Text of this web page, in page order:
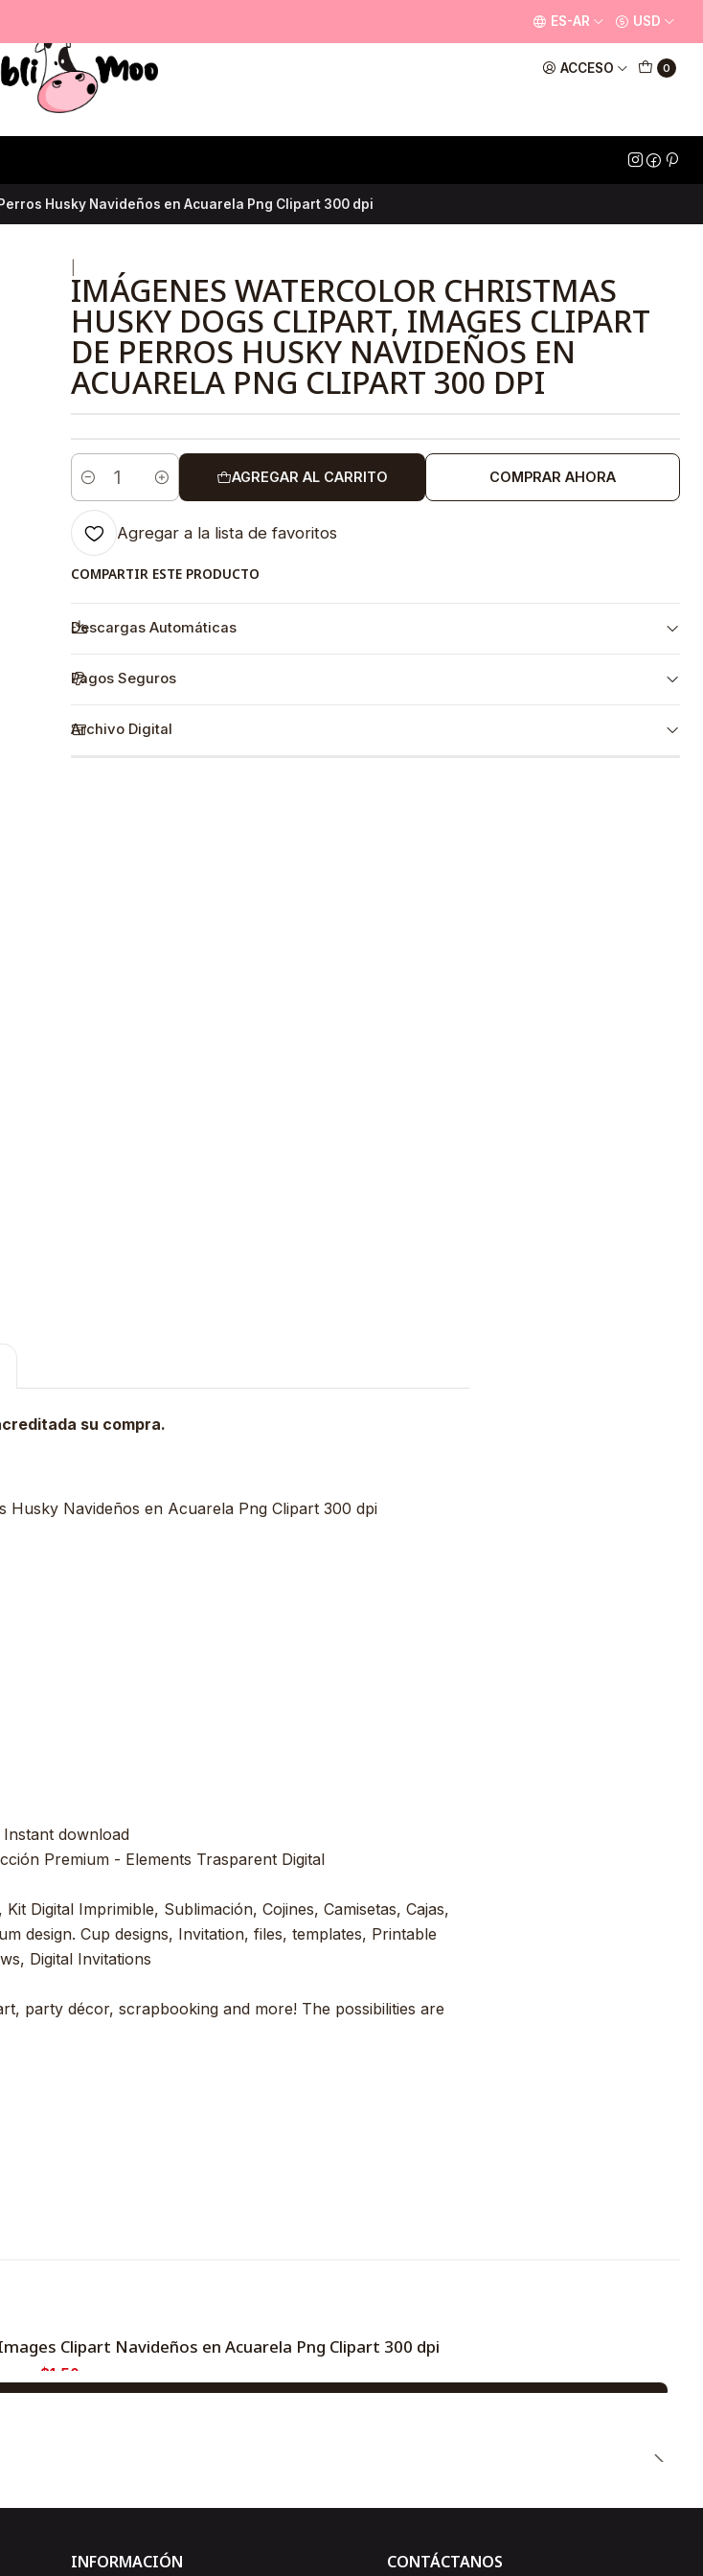
ACCESO 0
ES-AR USD
Husky Navideños en Acuarela Png Clipart 300 dpi
IMÁGENES WATERCOLOR CHRISTMAS
HUSKY DOGS CLIPART, IMAGES CLIPART
DE PERROS HUSKY NAVIDEÑOS EN
ACUARELA PNG CLIPART 300 DPI
Cantidad
AGREGAR AL CARRITO COMPRAR AHORA
Agregar a la lista de favoritos
COMPARTIR ESTE PRODUCTO
Descargas Automáticas
Pagos Seguros
Archivo Digital
su compra.
Husky Navideños en Acuarela Png Clipart 300 dpi
Instant download
Premium - Elements Trasparent Digital
Digital Imprimible, Sublimación, Cojines, Camisetas, Cajas,
design. Cup designs, Invitation, files, templates, Printable
Digital Invitations
party décor, scrapbooking and more! The possibilities are
Clipart Navideños en Acuarela Png Clipart 300 dpi
$1,50
INFORMACIÓN CONTÁCTANOS